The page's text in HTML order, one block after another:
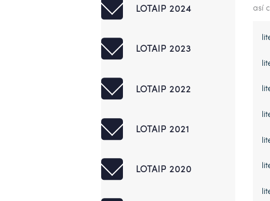
LOTAIP 2024
LOTAIP 2023
LOTAIP 2022
LOTAIP 2021
LOTAIP 2020
así